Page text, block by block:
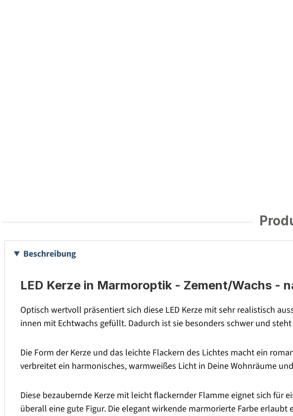
Beschreibung
LED Kerze in Marmoroptik - Zement/Wachs -
Optisch wertvoll präsentiert sich diese LED Kerze mit sehr realistisch
innen mit Echtwachs gefüllt. Dadurch ist sie besonders schwer und steht
Die Form der Kerze und das leichte Flackern des Lichtes macht ein
verbreitet ein harmonisches, warmweißes Licht in Deine Wohnräume
Diese bezaubernde Kerze mit leicht flackernder Flamme eignet sich für
überall eine gute Figur. Die elegant wirkende marmorierte Farbe